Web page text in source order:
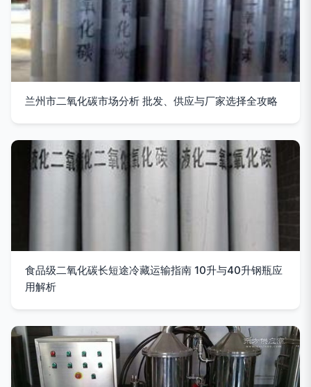
兰州市二氧化碳市场分析 批发、供应与厂家选择全攻略
食品级二氧化碳长短途冷藏运输指南 10升与40升钢瓶应
用解析